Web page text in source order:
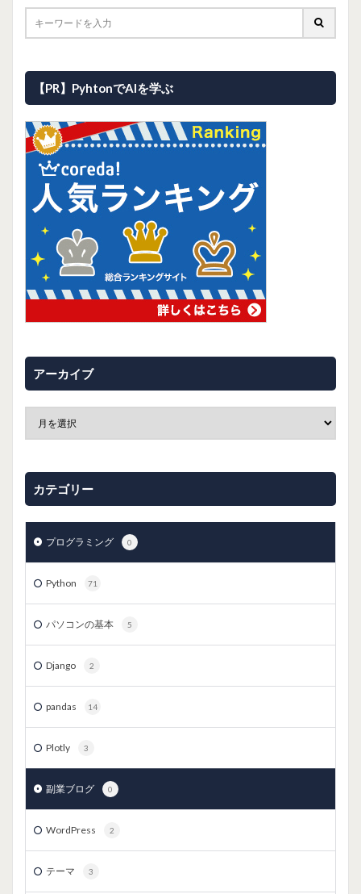
【PR】PyhtonでAIを学ぶ
アーカイブ
カテゴリー
プログラミング 0
Python 71
パソコンの基本 5
Django 2
pandas 14
Plotly 3
副業ブログ 0
WordPress 2
テーマ 3